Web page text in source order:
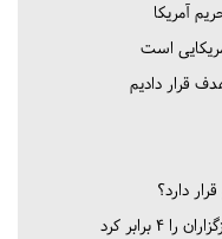
آمریکا
است
قرار دادیم
دارد؟